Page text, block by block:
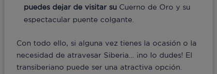
puedes dejar de visitar su Cuerno de Oro y su
espectacular puente colgante.
Con todo ello, si alguna vez tienes la ocasión o la
necesidad de atravesar Siberia… ¡no lo dudes! El
transiberiano puede ser una atractiva opción.